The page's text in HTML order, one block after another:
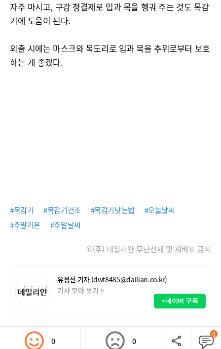
자주 마시고, 구강 청결제로 입과 목을 헹궈 주는 것도 목감
기에 도움이 된다.
외출 시에는 마스크와 목도리로 입과 목을 추위로부터 보호
하는 게 좋겠다.
#목감기 #목감기건조 #목감기낫는법
#오늘날씨
#주말기온
#주말날씨
©(주) 데일리안 무단전재 및 재배포 금지
유정선 기자 (dwt8485@dailian.co.kr)
기사 모아 보기 >
+네이버 구독
0 0
0